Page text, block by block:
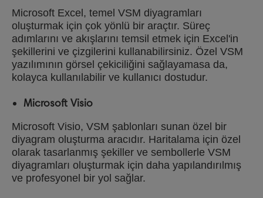
Microsoft Excel, temel VSM diyagramları
oluşturmak için çok yönlü bir araçtır. Süreç
adımlarını ve akışlarını temsil etmek için Excel'in
şekillerini ve çizgilerini kullanabilirsiniz. Özel VSM
yazılımının görsel çekiciliğini sağlayamasa da,
kolayca kullanılabilir ve kullanıcı dostudur.
Microsoft Visio
Microsoft Visio, VSM şablonları sunan özel bir
diyagram oluşturma aracıdır. Haritalama için özel
olarak tasarlanmış şekiller ve sembollerle VSM
diyagramları oluşturmak için daha yapılandırılmış
ve profesyonel bir yol sağlar.